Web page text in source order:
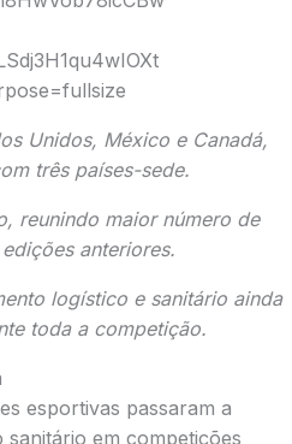
Unidos, México e Canadá,
três países-sede.
reunindo maior número de
anteriores.
logístico e sanitário ainda
toda a competição.
esportivas passaram a
em competições